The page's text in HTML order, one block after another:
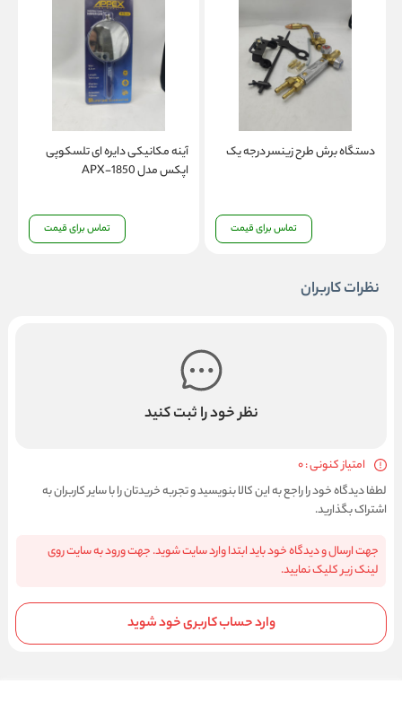
دستگاه برش طرح زینسر درجه یک
تماس برای قیمت
آینه مکانیکی دایره ای تلسکوپی
اپکس مدل APX-1850
تماس برای قیمت
نظرات کاربران
نظر خود را ثبت کنید
امتیاز کنونی : 0
لطفا دیدگاه خود را راجع به این کالا بنویسید و تجربه خریدتان را با سایر کاربران به
اشتراک بگذارید.
جهت ارسال و دیدگاه خود باید ابتدا وارد سایت شوید. جهت ورود به سایت روی
لینک زیر کلیک نمایید.
وارد حساب کاربری خود شوید